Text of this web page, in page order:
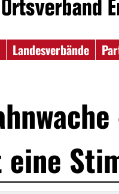
Landesverbände